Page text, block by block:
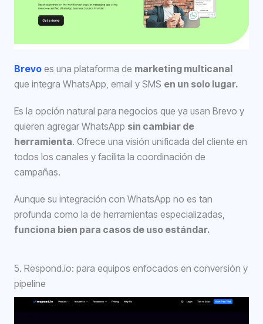
Brevo es una plataforma de marketing multicanal
que integra WhatsApp, email y SMS en un solo lugar.
Es la opción natural para negocios que ya usan Brevo y
quieren agregar WhatsApp sin cambiar de
herramienta. Ofrece una visión unificada del cliente en
todos los canales y facilita la coordinación de
campañas.
Aunque su integración con WhatsApp no es tan
profunda como la de herramientas especializadas,
funciona bien para casos de uso estándar.
5. Respond.io: para equipos enfocados en conversión y
pipeline